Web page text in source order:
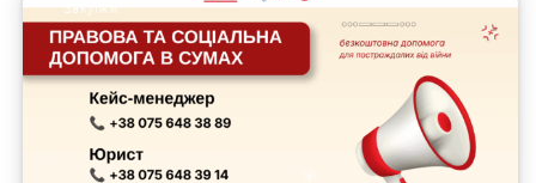
Закупки